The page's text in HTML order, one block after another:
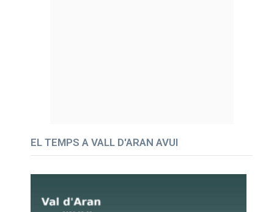
EL TEMPS A VALL D'ARAN AVUI